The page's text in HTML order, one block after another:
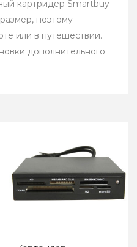
картридер Smartbuy
поэтому
или в путешествии.
дополнительного